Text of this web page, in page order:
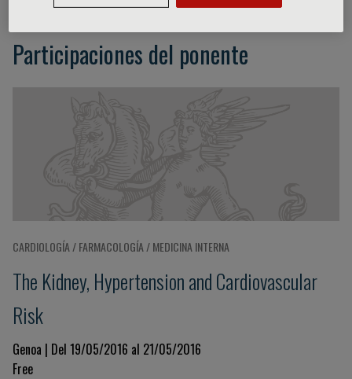
Participaciones del ponente
CARDIOLOGÍA / FARMACOLOGÍA / MEDICINA INTERNA
The Kidney, Hypertension and Cardiovascular
Risk
Genoa | Del 19/05/2016 al 21/05/2016
Free